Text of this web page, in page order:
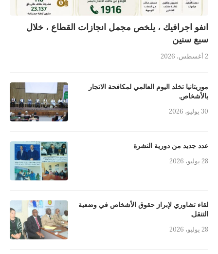
انفو اجرافيك ، يلخص مجمل انجازات القطاع ، خلال
سبع سنين
2 أغسطس، 2026
موريتانيا تخلد اليوم العالمي لمكافحة الاتجار
بالأشخاص.
30 يوليو، 2026
عدد جديد من دورية النشرة
28 يوليو، 2026
لقاء تشاوري لإبراز حقوق الأشخاص في وضعية
التنقل.
28 يوليو، 2026